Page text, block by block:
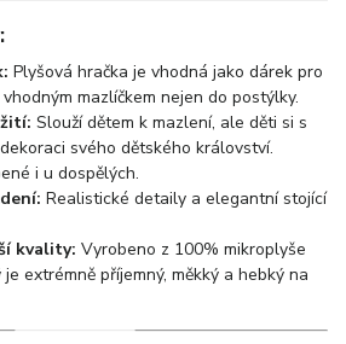
Plyšová hračka je vhodná jako dárek pro
mazlíčkem nejen do postýlky.
Slouží dětem k mazlení, ale děti si s
svého dětského království.
i u dospělých.
Realistické detaily a elegantní stojící
kvality: Vyrobeno z 100% mikroplyše
extrémně příjemný, měkký a hebký na